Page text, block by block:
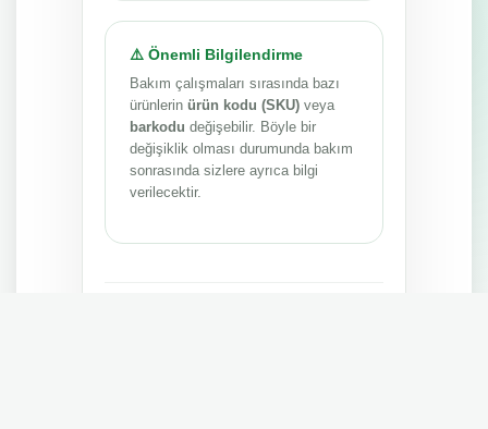
⚠️ Önemli Bilgilendirme
Bakım çalışmaları sırasında bazı
ürünlerin ürün kodu (SKU) veya
barkodu değişebilir. Böyle bir
değişiklik olması durumunda bakım
sonrasında sizlere ayrıca bilgi
verilecektir.